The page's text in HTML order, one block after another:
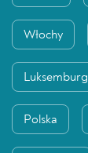
Włochy
Luksemburg
Polska